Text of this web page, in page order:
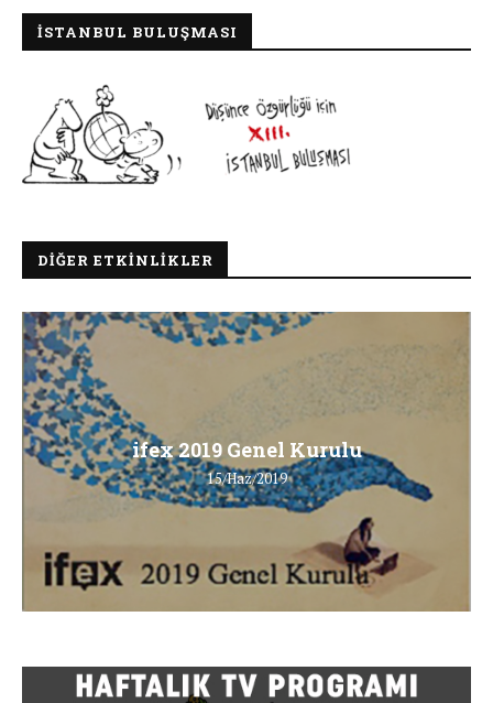
İSTANBUL BULUŞMASI
DIĞER ETKINLIKLER
ifex 2019 Genel Kurulu
15/Haz/2019